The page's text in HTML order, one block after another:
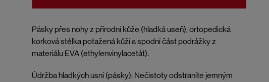
Pásky přes nohy z přírodní kůže (hladká useň), ortopedická
korková stélka potažená kůží a spodní část podrážky z
materiálu EVA (ethylenvinylacetát).
Údržba hladkých usní (pásky): Nečistoty odstraníte jemným